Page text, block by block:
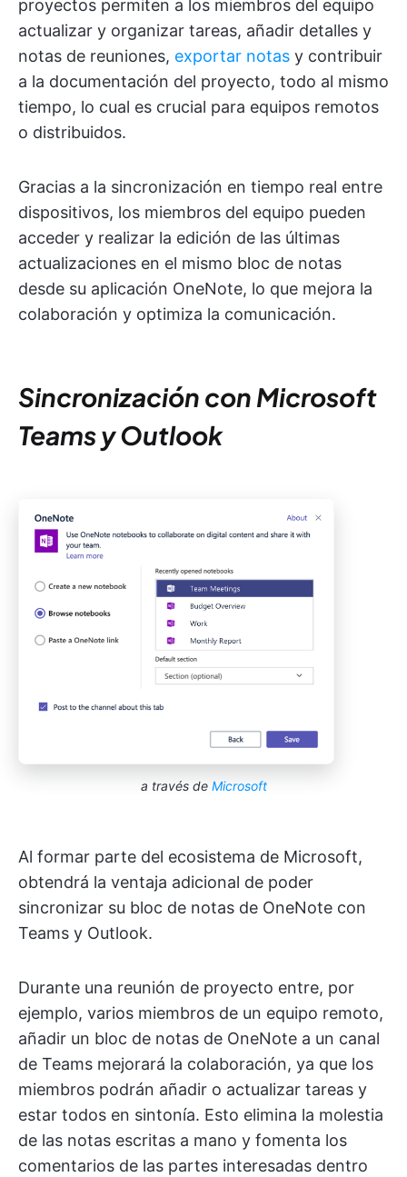
proyectos permiten a los miembros del equipo
actualizar y organizar tareas, añadir detalles y
notas de reuniones, exportar notas y contribuir
a la documentación del proyecto, todo al mismo
tiempo, lo cual es crucial para equipos remotos
o distribuidos.
Gracias a la sincronización en tiempo real entre
dispositivos, los miembros del equipo pueden
acceder y realizar la edición de las últimas
actualizaciones en el mismo bloc de notas
desde su aplicación OneNote, lo que mejora la
colaboración y optimiza la comunicación.
Sincronización con Microsoft
Teams y Outlook
a través de Microsoft
Al formar parte del ecosistema de Microsoft,
obtendrá la ventaja adicional de poder
sincronizar su bloc de notas de OneNote con
Teams y Outlook.
Durante una reunión de proyecto entre, por
ejemplo, varios miembros de un equipo remoto,
añadir un bloc de notas de OneNote a un canal
de Teams mejorará la colaboración, ya que los
miembros podrán añadir o actualizar tareas y
estar todos en sintonía. Esto elimina la molestia
de las notas escritas a mano y fomenta los
comentarios de las partes interesadas dentro